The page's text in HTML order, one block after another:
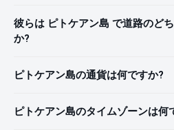
彼らは ピトケアン島 で道路のど
か?
ピトケアン島の通貨は何ですか?
ピトケアン島のタイムゾーンは何